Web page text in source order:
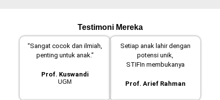
Testimoni Mereka
“Sangat cocok dan ilmiah,
penting untuk anak.”
Prof. Kuswandi
UGM
Setiap anak lahir dengan
potensi unik,
STIFIn membukanya
Prof. Arief Rahman